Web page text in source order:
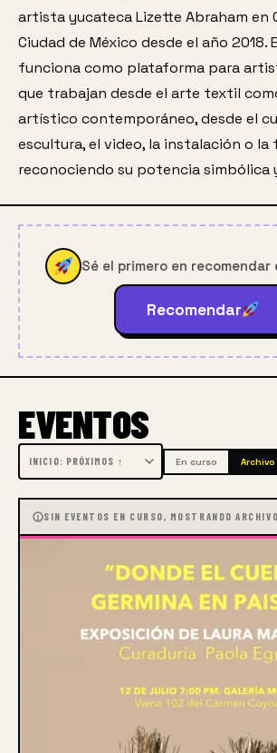
artista yucateca Lizette Abraham en
Ciudad de México desde el año 2018.
funciona como plataforma para
que trabajan desde el arte textil
artístico contemporáneo, desde el
escultura, el video, la instalación o
reconociendo su potencia simbólica
Sé el primero en
Recomendar
EVENTOS
En curso Archivo
SIN EVENTOS EN CURSO, MOSTRANDO ARCHIVO